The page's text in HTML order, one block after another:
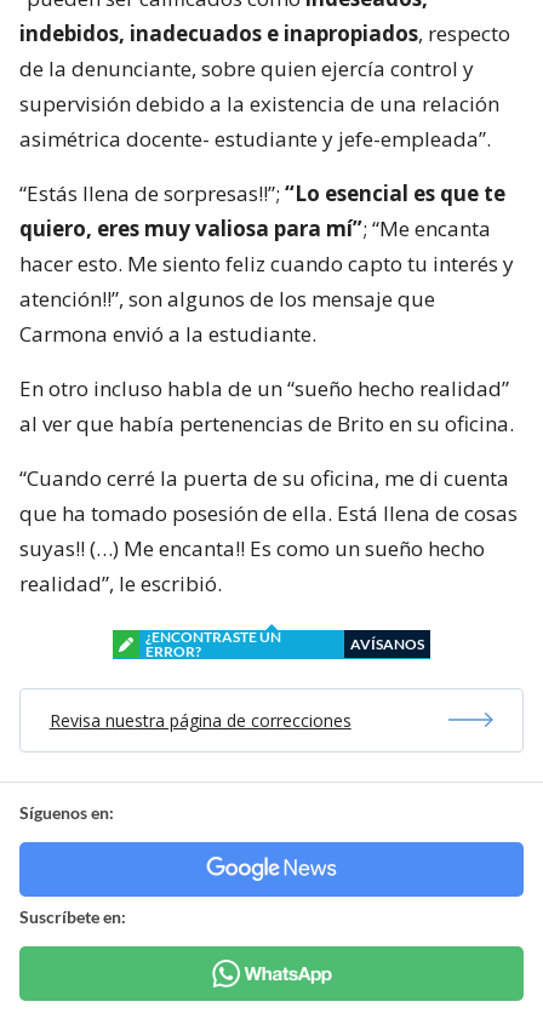
indebidos, inadecuados e inapropiados, respecto
de la denunciante, sobre quien ejercía control y
supervisión debido a la existencia de una relación
asimétrica docente- estudiante y jefe-empleada”.
“Estás llena de sorpresas!!”; “Lo esencial es que te
quiero, eres muy valiosa para mí”; “Me encanta
hacer esto. Me siento feliz cuando capto tu interés y
atención!!”, son algunos de los mensaje que
Carmona envió a la estudiante.
En otro incluso habla de un “sueño hecho realidad”
al ver que había pertenencias de Brito en su oficina.
“Cuando cerré la puerta de su oficina, me di cuenta
que ha tomado posesión de ella. Está llena de cosas
suyas!! (…) Me encanta!! Es como un sueño hecho
realidad”, le escribió.
¿ENCONTRASTE UN
ERROR?
AVÍSANOS
Revisa nuestra página de correcciones
Síguenos en:
Suscríbete en: